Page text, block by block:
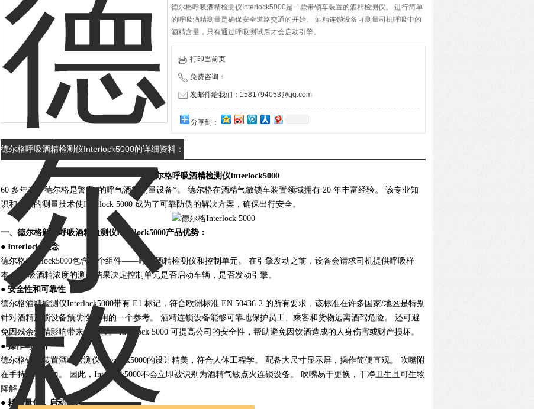
德尔格呼吸酒精检测仪Interlock5000是一款带锁车装置的酒精检测仪。 进行简单
的呼吸酒精测量是确保安全道路交通的开始。 酒精连锁设备可测量司机呼吸中的
酒精含量，只有通过呼吸测试后才会启动引擎。
打印当前页
免费咨询：
发邮件给我们：1581794053@qq.com
分享到：
德尔格呼吸酒精检测仪Interlock5000的详细资料：
德尔格呼吸酒精检测仪Interlock5000
​60 多年来，德尔格是警界*的呼气酒精测量设备*。 德尔格在酒精气敏锁车装置领域拥有 20 年丰富经验。 该专业知
识和成熟的测量技术使Interlock 5000 成为了可靠防伪的解决方案，确保出行安全。
一、德尔格新品呼吸酒精检测仪​Interlock5000产品优势：
● Interlock 理念
德尔格​Interlock5000包含两个组件——呼吸酒精检测仪和控制单元。 在引擎发动之前，设备会请求司机提供呼吸样
本。 呼吸酒精浓度的测量结果决定控制单元是否启动车辆，是否发动引擎。
● 安全性和可靠性
德尔格酒精检测仪​Interlock5000带有 E1 标记，符合欧洲标准 EN 50436-2 的所有要求，该标准在许多国家/地区是特别
针对酒精连锁设备预防性使用的一个参考。 酒精连锁设备能够可靠地保护员工、乘客和货物远离酒驾危险。 还可避
免因残余酒精影响带来的危险。 Interlock 5000 可提高公司的安全性，帮助避免因饮酒造成的人身伤害或财产损坏。
● 操作与设计
德尔格锁车装置酒精检测仪​Interlock5000的设计精美，符合人体工程学。 配备大尺寸显示屏，操作简便直观。 吹嘴附
在手持终端背面。 因此，Interlock5000不会立即被识别为酒精气敏点火连锁设备。 吹嘴易于更换，干净卫生且可生物
降解。
● 耗电量低，启动迅速